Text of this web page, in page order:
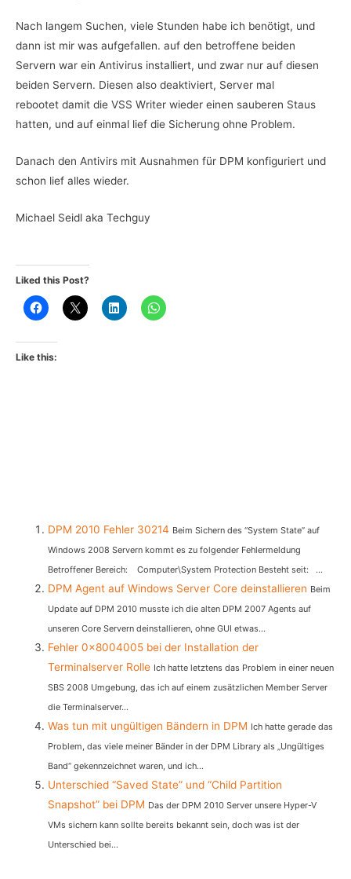
Nach langem Suchen, viele Stunden habe ich benötigt, und
dann ist mir was aufgefallen. auf den betroffene beiden
Servern war ein Antivirus installiert, und zwar nur auf diesen
beiden Servern. Diesen also deaktiviert, Server mal
rebootet damit die VSS Writer wieder einen sauberen Staus
hatten, und auf einmal lief die Sicherung ohne Problem.
Danach den Antivirs mit Ausnahmen für DPM konfiguriert und
schon lief alles wieder.
Michael Seidl aka Techguy
Liked this Post?
Like this:
DPM 2010 Fehler 30214 Beim Sichern des “System State” auf
Windows 2008 Servern kommt es zu folgender Fehlermeldung
Betroffener Bereich: Computer\System Protection Besteht seit: ...
DPM Agent auf Windows Server Core deinstallieren Beim
Update auf DPM 2010 musste ich die alten DPM 2007 Agents auf
unseren Core Servern deinstallieren, ohne GUI etwas...
Fehler 0x8004005 bei der Installation der
Terminalserver Rolle Ich hatte letztens das Problem in einer neuen
SBS 2008 Umgebung, das ich auf einem zusätzlichen Member Server
die Terminalserver...
Was tun mit ungültigen Bändern in DPM Ich hatte gerade das
Problem, das viele meiner Bänder in der DPM Library als „Ungültiges
Band“ gekennzeichnet waren, und ich...
Unterschied “Saved State” und “Child Partition
Snapshot” bei DPM Das der DPM 2010 Server unsere Hyper-V
VMs sichern kann sollte bereits bekannt sein, doch was ist der
Unterschied bei...